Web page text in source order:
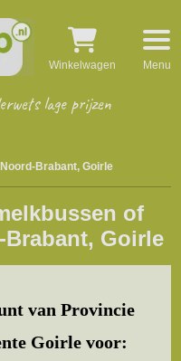
lage prijzen
Winkelwagen Menu
Brabant, Goirle
of
Goirle
van Provincie
Goirle voor: